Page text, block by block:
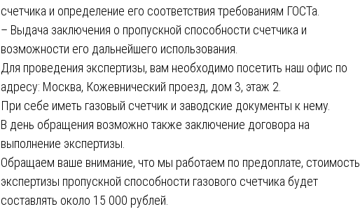
счетчика и определение его соответствия требованиям ГОСТа.
– Выдача заключения о пропускной способности счетчика и
возможности его дальнейшего использования.
Для проведения экспертизы, вам необходимо посетить наш офис по
адресу: Москва, Кожевнический проезд, дом 3, этаж 2.
При себе иметь газовый счетчик и заводские документы к нему.
В день обращения возможно также заключение договора на
выполнение экспертизы.
Обращаем ваше внимание, что мы работаем по предоплате, стоимость
экспертизы пропускной способности газового счетчика будет
составлять около 15 000 рублей.